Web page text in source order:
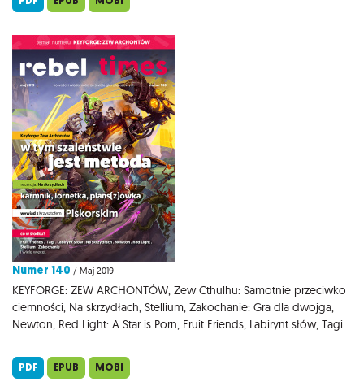
Numer 140 / Maj 2019
KEYFORGE: ZEW ARCHONTÓW, Zew Cthulhu: Samotnie przeciwko
ciemności, Na skrzydłach, Stellium, Zakochanie: Gra dla dwojga,
Newton, Red Light: A Star is Porn, Fruit Friends, Labirynt słów, Tagi
PDF EPUB MOBI